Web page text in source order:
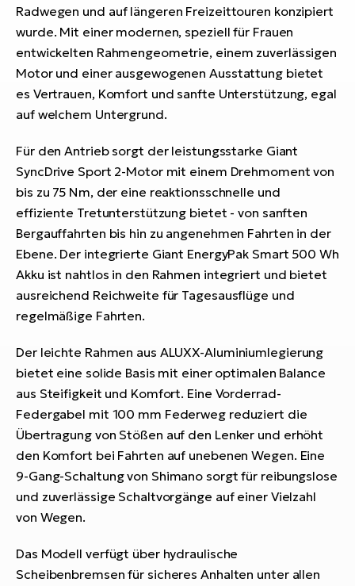
Radwegen und auf längeren Freizeittouren konzipiert
wurde. Mit einer modernen, speziell für Frauen
entwickelten Rahmengeometrie, einem zuverlässigen
Motor und einer ausgewogenen Ausstattung bietet
es Vertrauen, Komfort und sanfte Unterstützung, egal
auf welchem Untergrund.
Für den Antrieb sorgt der leistungsstarke Giant
SyncDrive Sport 2-Motor mit einem Drehmoment von
bis zu 75 Nm, der eine reaktionsschnelle und
effiziente Tretunterstützung bietet - von sanften
Bergauffahrten bis hin zu angenehmen Fahrten in der
Ebene. Der integrierte Giant EnergyPak Smart 500 Wh
Akku ist nahtlos in den Rahmen integriert und bietet
ausreichend Reichweite für Tagesausflüge und
regelmäßige Fahrten.
Der leichte Rahmen aus ALUXX-Aluminiumlegierung
bietet eine solide Basis mit einer optimalen Balance
aus Steifigkeit und Komfort. Eine Vorderrad-
Federgabel mit 100 mm Federweg reduziert die
Übertragung von Stößen auf den Lenker und erhöht
den Komfort bei Fahrten auf unebenen Wegen. Eine
9-Gang-Schaltung von Shimano sorgt für reibungslose
und zuverlässige Schaltvorgänge auf einer Vielzahl
von Wegen.
Das Modell verfügt über hydraulische
Scheibenbremsen für sicheres Anhalten unter allen